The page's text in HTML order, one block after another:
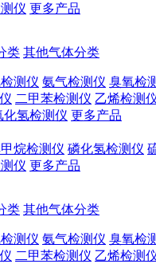
仪 更多产品
类 其他气体分类
测仪 氨气检测仪 臭氧检
二甲苯检测仪 乙烯检测
化氢检测仪 更多产品
烷检测仪 磷化氢检测仪
仪 更多产品
类 其他气体分类
测仪 氨气检测仪 臭氧检
二甲苯检测仪 乙烯检测